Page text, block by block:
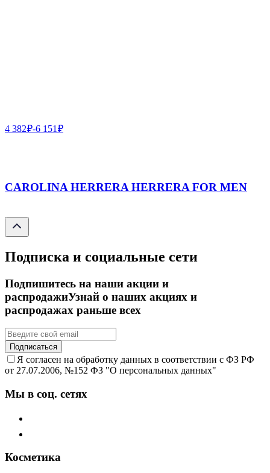
4 382₽-6 151 ₽
CAROLINA HERRERA HERRERA FOR MEN
Подписка и социальные сети
Подпишитесь на наши акции и
распродажиУзнай о наших акциях и
распродажах раньше всех
Подписаться
Я согласен на обработку данных в соответствии с ФЗ РФ
от 27.07.2006, №152 ФЗ "О персональных данных"
Мы в соц. сетях
Косметика